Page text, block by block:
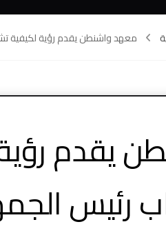
معهد واشنطن يقدم رؤية لكيفية
يقدم
رئيس